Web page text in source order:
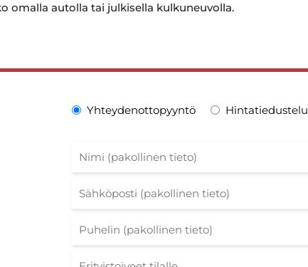
omalla autolla tai julkisella kulkuneuvolla.
Yhteydenottopyyntö Hintatiedustelu